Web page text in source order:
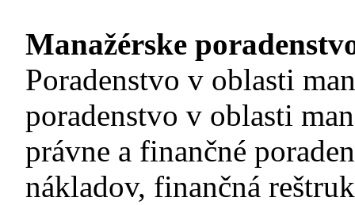
Manažérske
Poradenstvo v oblasti
poradenstvo v oblasti
právne a finančné
nákladov, finančná